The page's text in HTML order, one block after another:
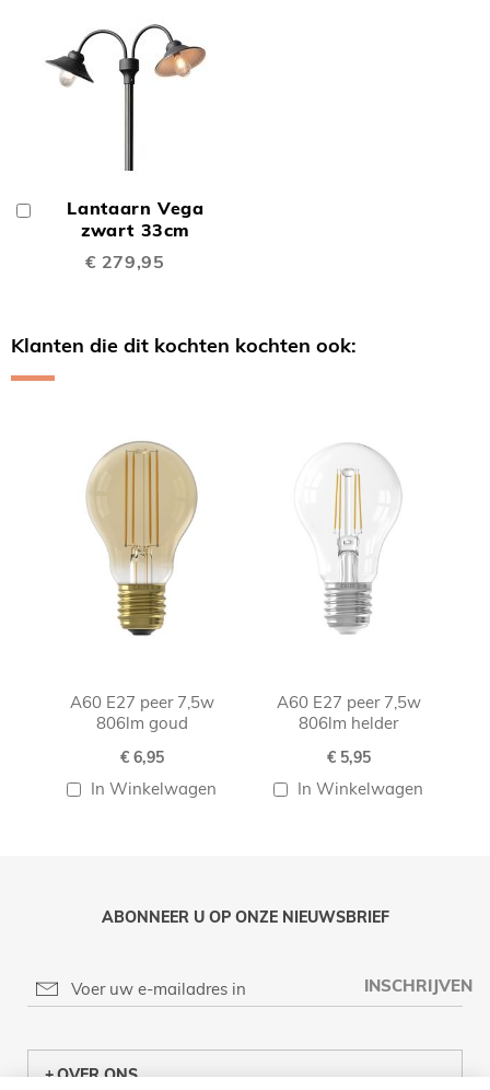
Lantaarn Vega
zwart 33cm
€ 279,95
Winkelwagen
Klanten die dit kochten kochten ook:
A60 E27 peer 7,5w
806lm goud
€ 6,95
In Winkelwagen
A60 E27 peer 7,5w
806lm helder
€ 5,95
In Winkelwagen
ABONNEER U OP ONZE NIEUWSBRIEF
INSCHRIJVEN
OVER ONS